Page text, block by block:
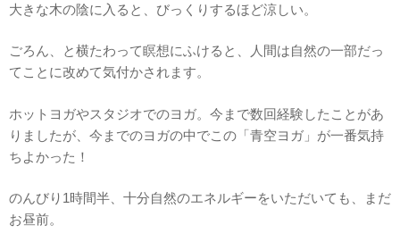
大きな木の陰に入ると、びっくりするほど涼しい。
ごろん、と横たわって瞑想にふけると、人間は自然の一部だっ
てことに改めて気付かされます。
ホットヨガやスタジオでのヨガ。今まで数回経験したことがあ
りましたが、今までのヨガの中でこの「青空ヨガ」が一番気持
ちよかった！
のんびり1時間半、十分自然のエネルギーをいただいても、まだ
お昼前。